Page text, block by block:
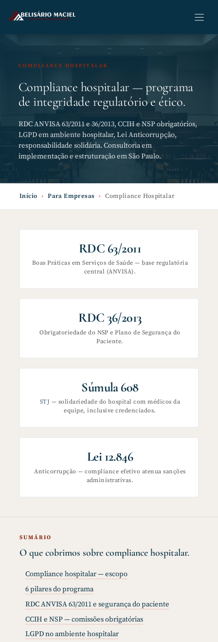
para
COMPLIANCE HOSPITALAR
Compliance hospitalar — programa
de integridade regulatório e ético.
RDC ANVISA 63/2011 e 36/2013, CCIH e NSP obrigatórios,
LGPD em ambiente hospitalar, Lei Anticorrupção,
responsabilidade solidária. Consultoria em
implementação e estruturação em São Paulo.
Início › Para Empresas › Compliance Hospitalar
RDC 63/2011
Boas Práticas em Serviços de Saúde — base regulatória
central (ANVISA).
RDC 36/2013
Obrigatoriedade do NSP e Plano de Segurança do
Paciente.
Súmula 608
STJ — solidariedade do hospital com médicos da
equipe, inclusive credenciados.
Lei 12.846
Anticorrupção — compliance efetivo atenua sanções
administrativas.
SUMÁRIO
O que cobrimos sobre compliance hospitalar.
Compliance hospitalar — escopo
6 pilares do programa
RDC ANVISA 63/2011 e segurança do paciente
CCIH e NSP — comissões obrigatórias
LGPD no ambiente hospitalar